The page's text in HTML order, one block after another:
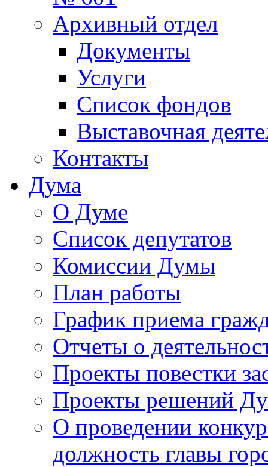
Архивный отдел
Документы
Услуги
Список фондов
Выставочная
Контакты
Дума
О Думе
Список депутатов
Комиссии Думы
План работы
График приема
Отчеты о
Проекты повестки
Проекты решений
О проведении
должность главы